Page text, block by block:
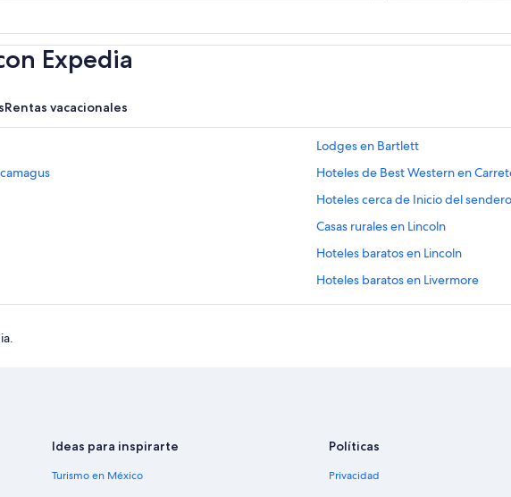
Expedia
Rentas vacacionales
Lodges en Bartlett
Hoteles de Best Western en
Hoteles cerca de Inicio del
Casas rurales en Lincoln
Hoteles baratos en Lincoln
Hoteles baratos en Livermore
Cabañas en Montañas Blancas
Hoteles históricos en Montañas
Ideas para inspirarte
Turismo en México
Políticas
Privacidad